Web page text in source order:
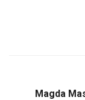
Magda